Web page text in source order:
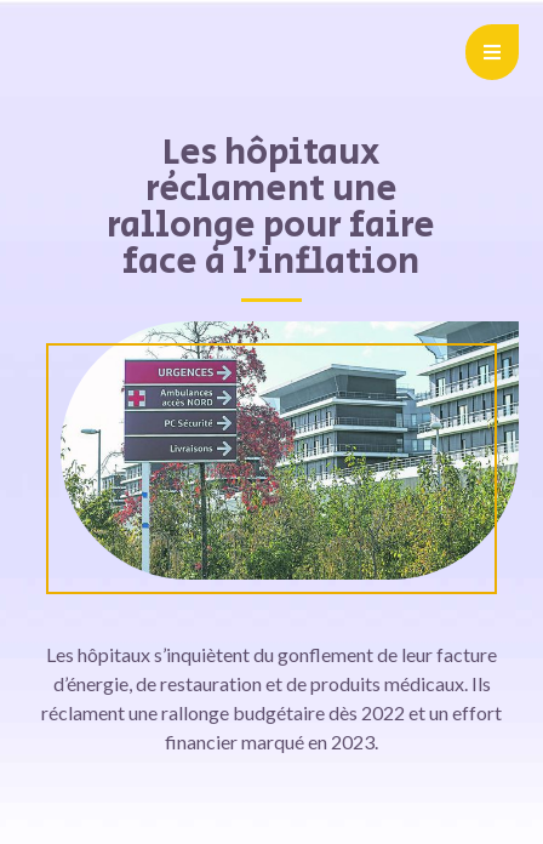
Les hôpitaux
réclament une
rallonge pour faire
face à l’inflation
Les hôpitaux s’inquiètent du gonflement de leur facture
d’énergie, de restauration et de produits médicaux. Ils
réclament une rallonge budgétaire dès 2022 et un effort
financier marqué en 2023.